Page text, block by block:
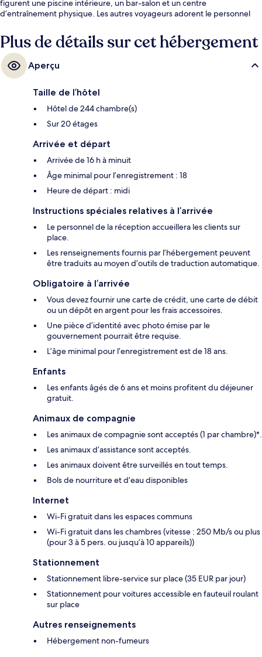
figurent une piscine intérieure, un bar-salon et un centre
d’entraînement physique. Les autres voyageurs adorent le personnel
transport en commun : Station U-Bahn Baumwall se trouve à 9 minutes.
Plus de détails sur cet hébergement
Aperçu
Taille de l’hôtel
Hôtel de 244 chambre(s)
Sur 20 étages
Arrivée et départ
Arrivée de 16 h à minuit
Âge minimal pour l’enregistrement : 18
Heure de départ : midi
Instructions spéciales relatives à l’arrivée
Le personnel de la réception accueillera les clients sur
place.
Les renseignements fournis par l’hébergement peuvent
être traduits au moyen d’outils de traduction automatique.
Obligatoire à l’arrivée
Vous devez fournir une carte de crédit, une carte de débit
ou un dépôt en argent pour les frais accessoires.
Une pièce d’identité avec photo émise par le
gouvernement pourrait être requise.
L’âge minimal pour l’enregistrement est de 18 ans.
Enfants
Les enfants âgés de 6 ans et moins profitent du déjeuner
gratuit.
Animaux de compagnie
Les animaux de compagnie sont acceptés (1 par chambre)*.
Les animaux d’assistance sont acceptés.
Les animaux doivent être surveillés en tout temps.
Bols de nourriture et d’eau disponibles
Internet
Wi-Fi gratuit dans les espaces communs
Wi-Fi gratuit dans les chambres (vitesse : 250 Mb/s ou plus
(pour 3 à 5 pers. ou jusqu’à 10 appareils))
Stationnement
Stationnement libre-service sur place (35 EUR par jour)
Stationnement pour voitures accessible en fauteuil roulant
sur place
Autres renseignements
Hébergement non-fumeurs